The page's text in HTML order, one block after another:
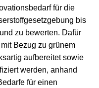
für die
bis
zu bewerten. Dafür
Bezug zu grünem
aufbereitet sowie
werden, anhand
für einen